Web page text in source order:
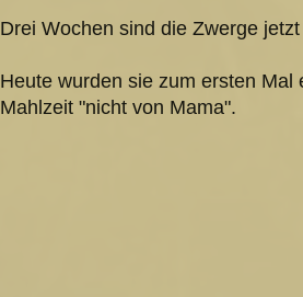
Drei Wochen sind die Zwerge
Heute wurden sie zum ersten
Mahlzeit "nicht von Mama".